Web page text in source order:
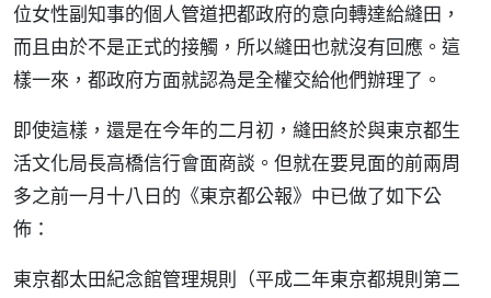
位女性副知事的個人管道把都政府的意向轉達給縫田，
而且由於不是正式的接觸，所以縫田也就沒有回應。這
樣一來，都政府方面就認為是全權交給他們辦理了。
即使這樣，還是在今年的二月初，縫田終於與東京都生
活文化局長高橋信行會面商談。但就在要見面的前兩周
多之前一月十八日的《東京都公報》中已做了如下公
佈：
東京都太田紀念館管理規則（平成二年東京都規則第二